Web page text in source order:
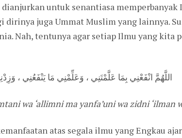
untuk senantiasa memperbanyak
dirinya juga Ummat Muslim yang lainnya.
Nah, tentunya agar setiap Ilmu yang kita
اللَّهُمَّ انْفَعْنِي بِمَا عَلَّمْتَنِي ، وَعَلِّمْنِي مَا يَنْفَعُنِي ،
wa ‘allimni ma yanfa’uni wa zidni
atas segala ilmu yang Engkau